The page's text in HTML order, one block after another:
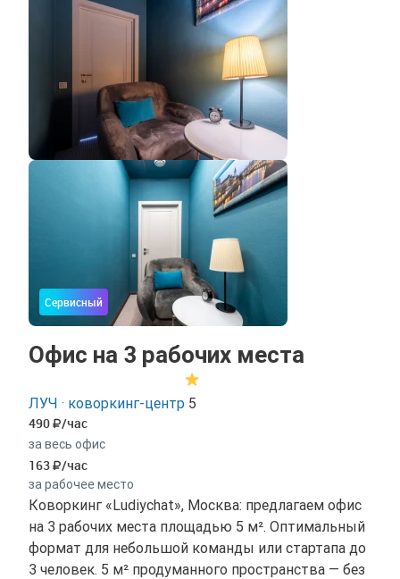
Сервисный
Офис на 3 рабочих места
ЛУЧ · коворкинг-центр 5
490 /час
за весь офис
163 /час
за рабочее место
Коворкинг «Ludiychat», Москва: предлагаем офис
на 3 рабочих места площадью 5 м². Оптимальный
формат для небольшой команды или стартапа до
3 человек. 5 м² продуманного пространства — без